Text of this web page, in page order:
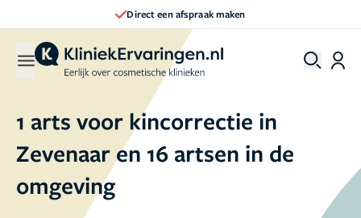
Direct een afspraak maken
1 arts voor kincorrectie in
Zevenaar en 16 artsen in de
omgeving